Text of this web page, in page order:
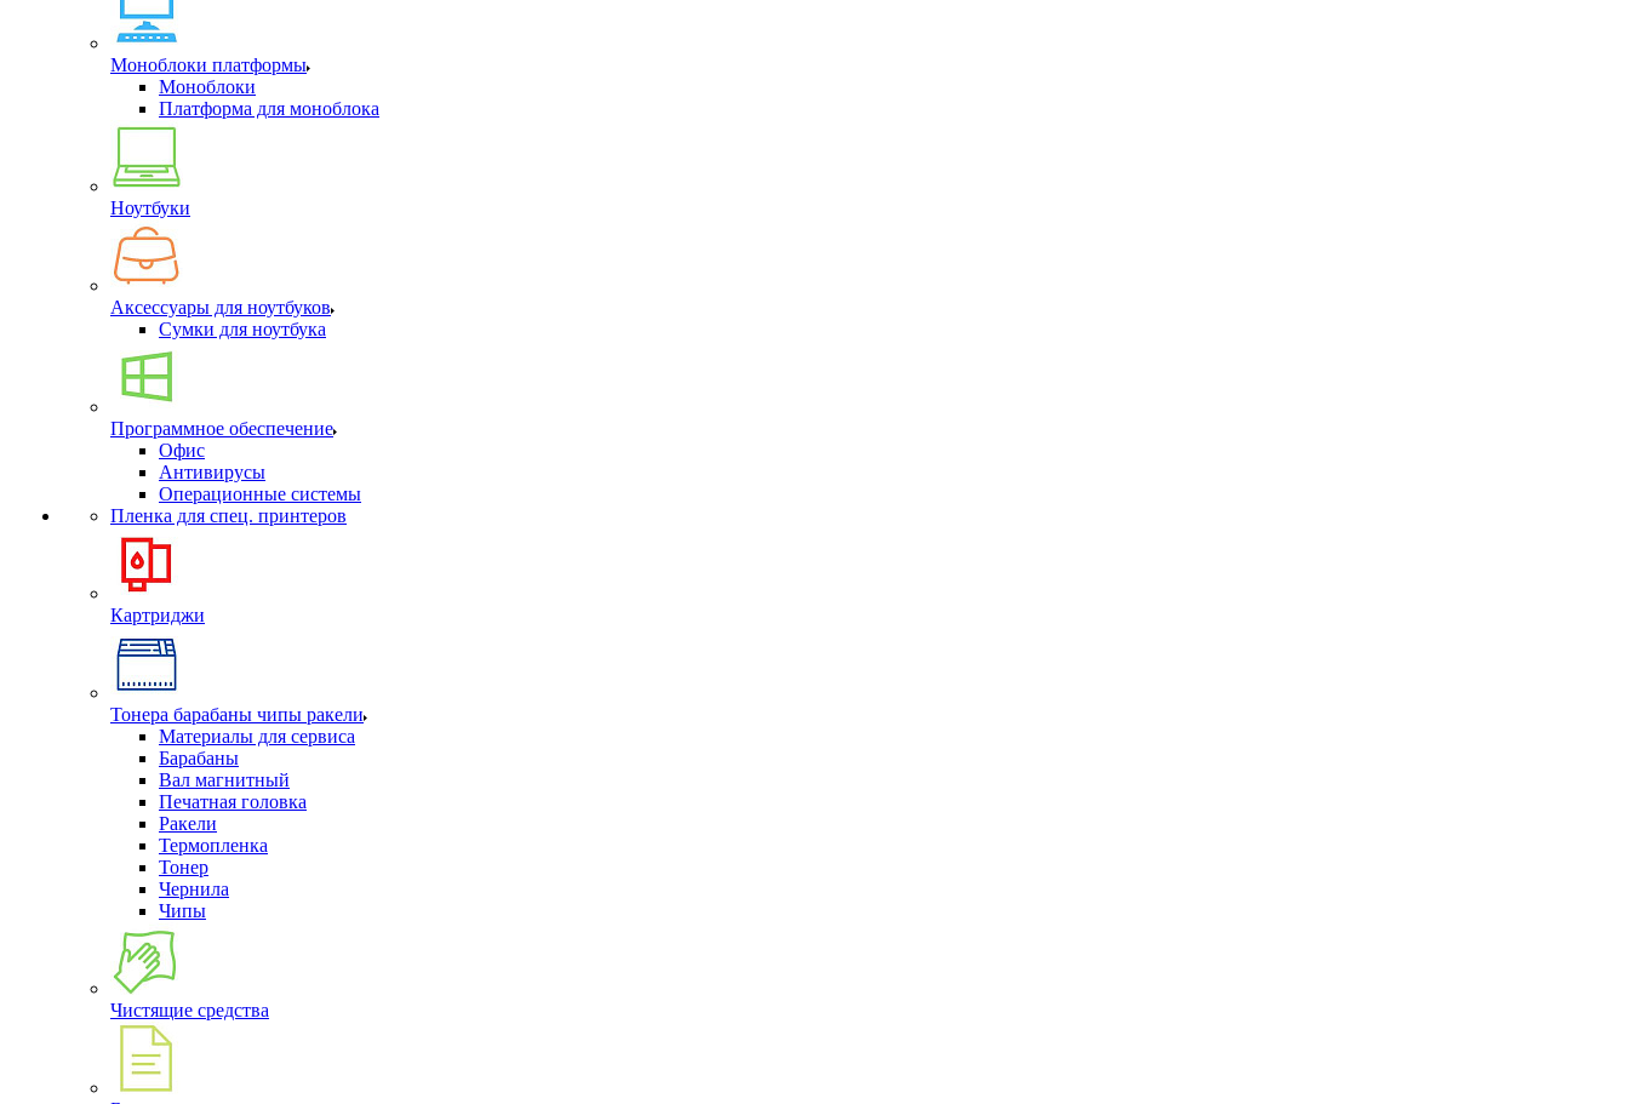
Моноблоки платформы
Моноблоки
Платформа для моноблока
Ноутбуки
Аксессуары для ноутбуков
Сумки для ноутбука
Программное обеспечение
Офис
Антивирусы
Операционные системы
Пленка для спец. принтеров
Картриджи
Тонера барабаны чипы ракели
Материалы для сервиса
Барабаны
Вал магнитный
Печатная головка
Ракели
Термопленка
Тонер
Чернила
Чипы
Чистящие средства